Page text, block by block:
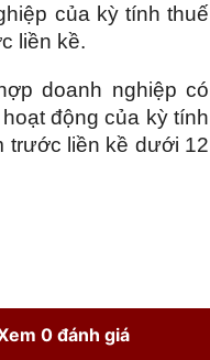
của kỳ tính thuế
liền kề.
doanh nghiệp có
động của kỳ tính
trước liền kề dưới 12
0 đánh giá